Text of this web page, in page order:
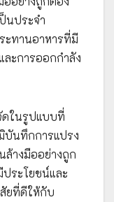
นประจำ
ะทานอาหารที่มี
ะการออกกำลัง
ดในรูปแบบที่
บันทึกการแปรง
ล้างมืออย่างถูก
ระโยชน์และ
ยที่ดีให้กับ